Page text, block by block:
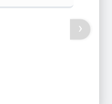
خبرنگار
‹